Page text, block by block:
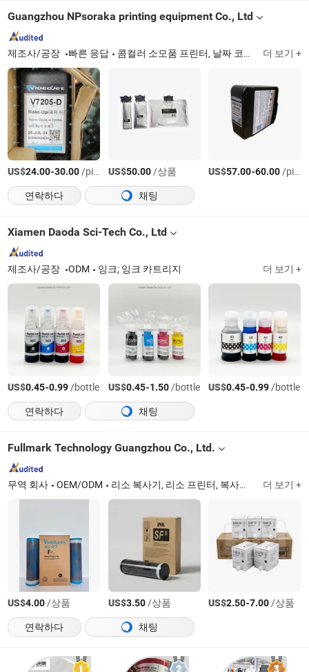
Guangzhou NPsoraka printing equipment Co., Ltd
제조사/공장 빠른 응답 콤컬러 소모품 프린터, 날짜 코드 소모품 부품, 와이드 워크포스 잉크 카트리지, 복제기 소모품 부품, DTF 잉크 및 필름 파우더 더 보기 +
US$24.00-30.00/pieces US$50.00/상품 US$57.00-60.00/pieces
연락하다
채팅
Xiamen Daoda Sci-Tech Co., Ltd
제조사/공장 ODM 잉크; 잉크 카트리지 더 보기 +
US$0.45-0.99/bottle US$0.45-1.50/bottle US$0.45-0.99/bottle
연락하다
채팅
Fullmark Technology Guangzhou Co., Ltd.
무역 회사 OEM/ODM 리소 복사기, 리소 프린터, 복사기 잉크, 마스터 롤, 호환 리코 잉크, 카트리지 컴컬러 잉크 더 보기 +
US$4.00/상품 US$3.50/상품 US$2.50-7.00/상품
연락하다
채팅